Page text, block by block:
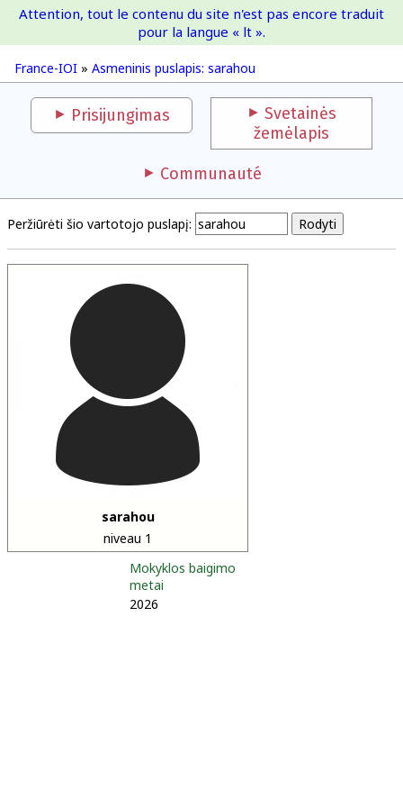
France-IOI
France-IOI » Asmeninis puslapis: sarahou
Attention, tout le contenu du site n'est pas encore traduit
pour la langue « lt ».
Prisijungimas
Svetainės
žemėlapis
Communauté
Peržiūrėti šio vartotojo puslapį:
sarahou
niveau 1
Mokyklos baigimo
metai
2026